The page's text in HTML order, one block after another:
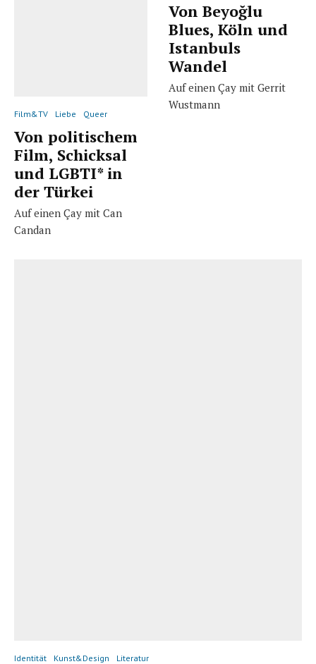
Film&TV Liebe Queer
Von politischem
Film, Schicksal
und LGBTI* in
der Türkei
Auf einen Çay mit Can
Candan
Von Beyoğlu
Blues, Köln und
Istanbuls
Wandel
Auf einen Çay mit Gerrit
Wustmann
Identität Kunst&Design Literatur